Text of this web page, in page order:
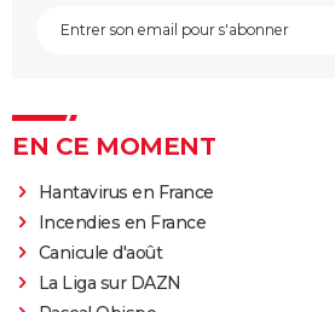
EN CE MOMENT
Hantavirus en France
Incendies en France
Canicule d'août
La Liga sur DAZN